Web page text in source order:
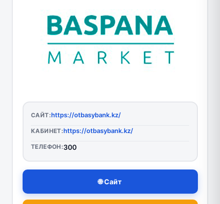
САЙТ:https://otbasybank.kz/
КАБИНЕТ:https://otbasybank.kz/
ТЕЛЕФОН:300
🌐 Сайт